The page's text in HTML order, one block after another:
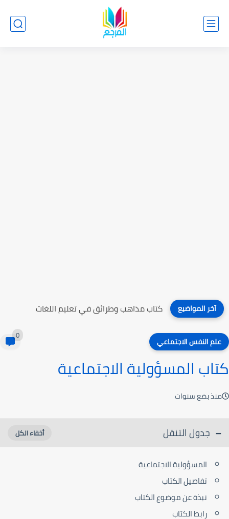
آخر المواضيع كتاب علم النفس التربوي
علم النفس الاجتماعي 0
كتاب المسؤولية الاجتماعية
منذ بضع سنوات
جدول التنقل
المسؤولية الاجتماعية
تفاصيل الكتاب
نبذة عن موضوع الكتاب
رابط الكتاب